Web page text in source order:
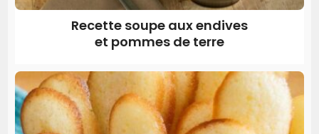
Recette soupe aux endives
et pommes de terre